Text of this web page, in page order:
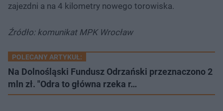
zajezdni a na 4 kilometry nowego torowiska.
Źródło: komunikat MPK Wrocław
POLECANY ARTYKUŁ:
Na Dolnośląski Fundusz Odrzański przeznaczono 2
mln zł. "Odra to główna rzeka r…